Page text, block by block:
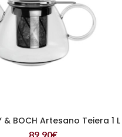
LEGGI TUTTO
& BOCH Artesano Teiera 1 L
89,90€